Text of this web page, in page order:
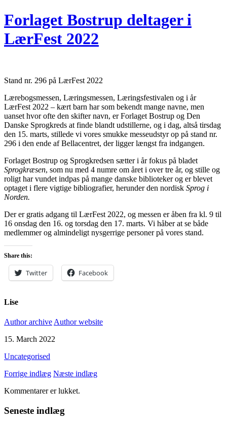
Forlaget Bostrup deltager i
LærFest 2022
Stand nr. 296 på LærFest 2022
Lærebogsmessen, Læringsmessen, Læringsfestivalen og i år
LærFest 2022 – kært barn har som bekendt mange navne, men
uanset hvor ofte den skifter navn, er Forlaget Bostrup og Den
Danske Sprogkreds at finde blandt udstillerne, og i dag, altså tirsdag
den 15. marts, stillede vi vores smukke messeudstyr op på stand nr.
296 i den ende af Bellacentret, der ligger længst fra indgangen.
Forlaget Bostrup og Sprogkredsen sætter i år fokus på bladet
Sprogkræsen, som nu med 4 numre om året i over tre år, og stille og
roligt har vundet indpas på mange danske biblioteker og er blevet
optaget i flere vigtige bibliografier, herunder den nordisk Sprog i
Norden.
Der er gratis adgang til LærFest 2022, og messen er åben fra kl. 9 til
16 onsdag den 16. og torsdag den 17. marts. Vi håber at se både
medlemmer og almindeligt nysgerrige personer på vores stand.
Share this:
Twitter Facebook
Lise
Author archive Author website
15. March 2022
Uncategorised
Forrige indlæg Næste indlæg
Kommentarer er lukket.
Seneste indlæg